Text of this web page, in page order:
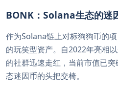
BONK：Solana生态的迷
作为Solana链上对标狗狗币的
的玩笑型资产。自2022年亮相
的社群迅速走红，当前市值已
态迷因币的头把交椅。